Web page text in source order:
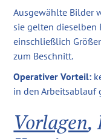
Ausgewählte Bilder
sie gelten dieselben
einschließlich
zum Beschnitt.
Operativer Vorteil:
in den Arbeitsablauf
Vorlagen,